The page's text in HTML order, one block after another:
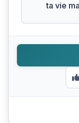
ta vie